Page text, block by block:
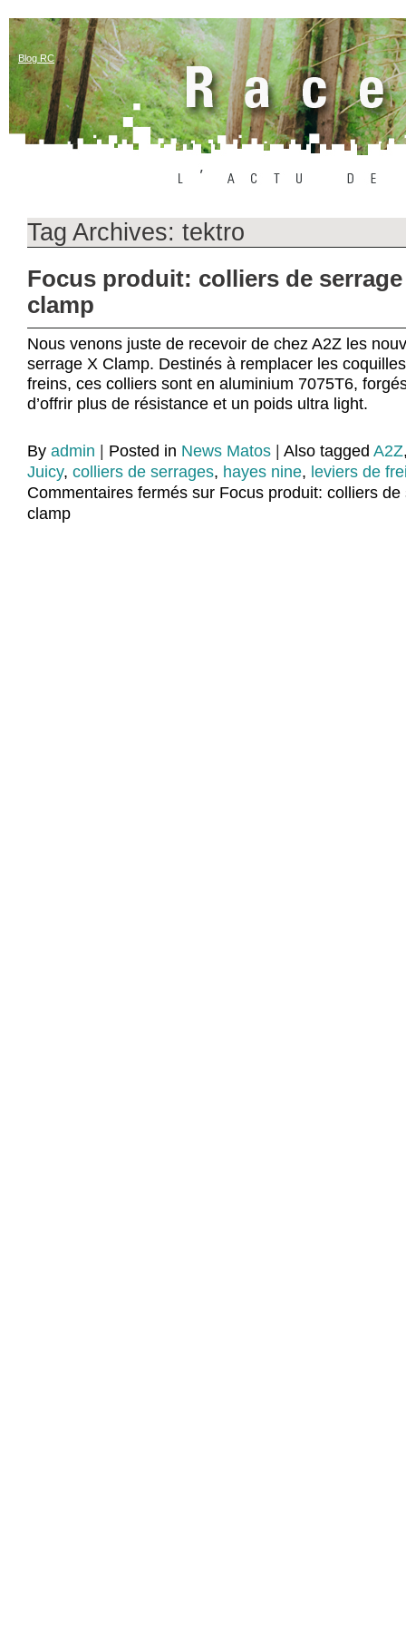
Blog RC
Tag Archives: tektro
Focus produit: colliers de serrage
clamp
Nous venons juste de recevoir de chez A2Z les
serrage X Clamp. Destinés à remplacer les
freins, ces colliers sont en aluminium 7075T6,
d’offrir plus de résistance et un poids ultra light.
By admin Posted in News Matos Also tagged A2Z
Juicy, colliers de serrages, hayes nine, leviers de
Commentaires fermés sur Focus produit: colliers de
clamp